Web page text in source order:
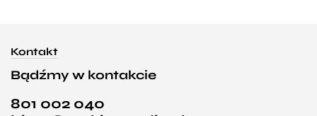
Kontakt
Bądźmy w kontakcie
801 002 040